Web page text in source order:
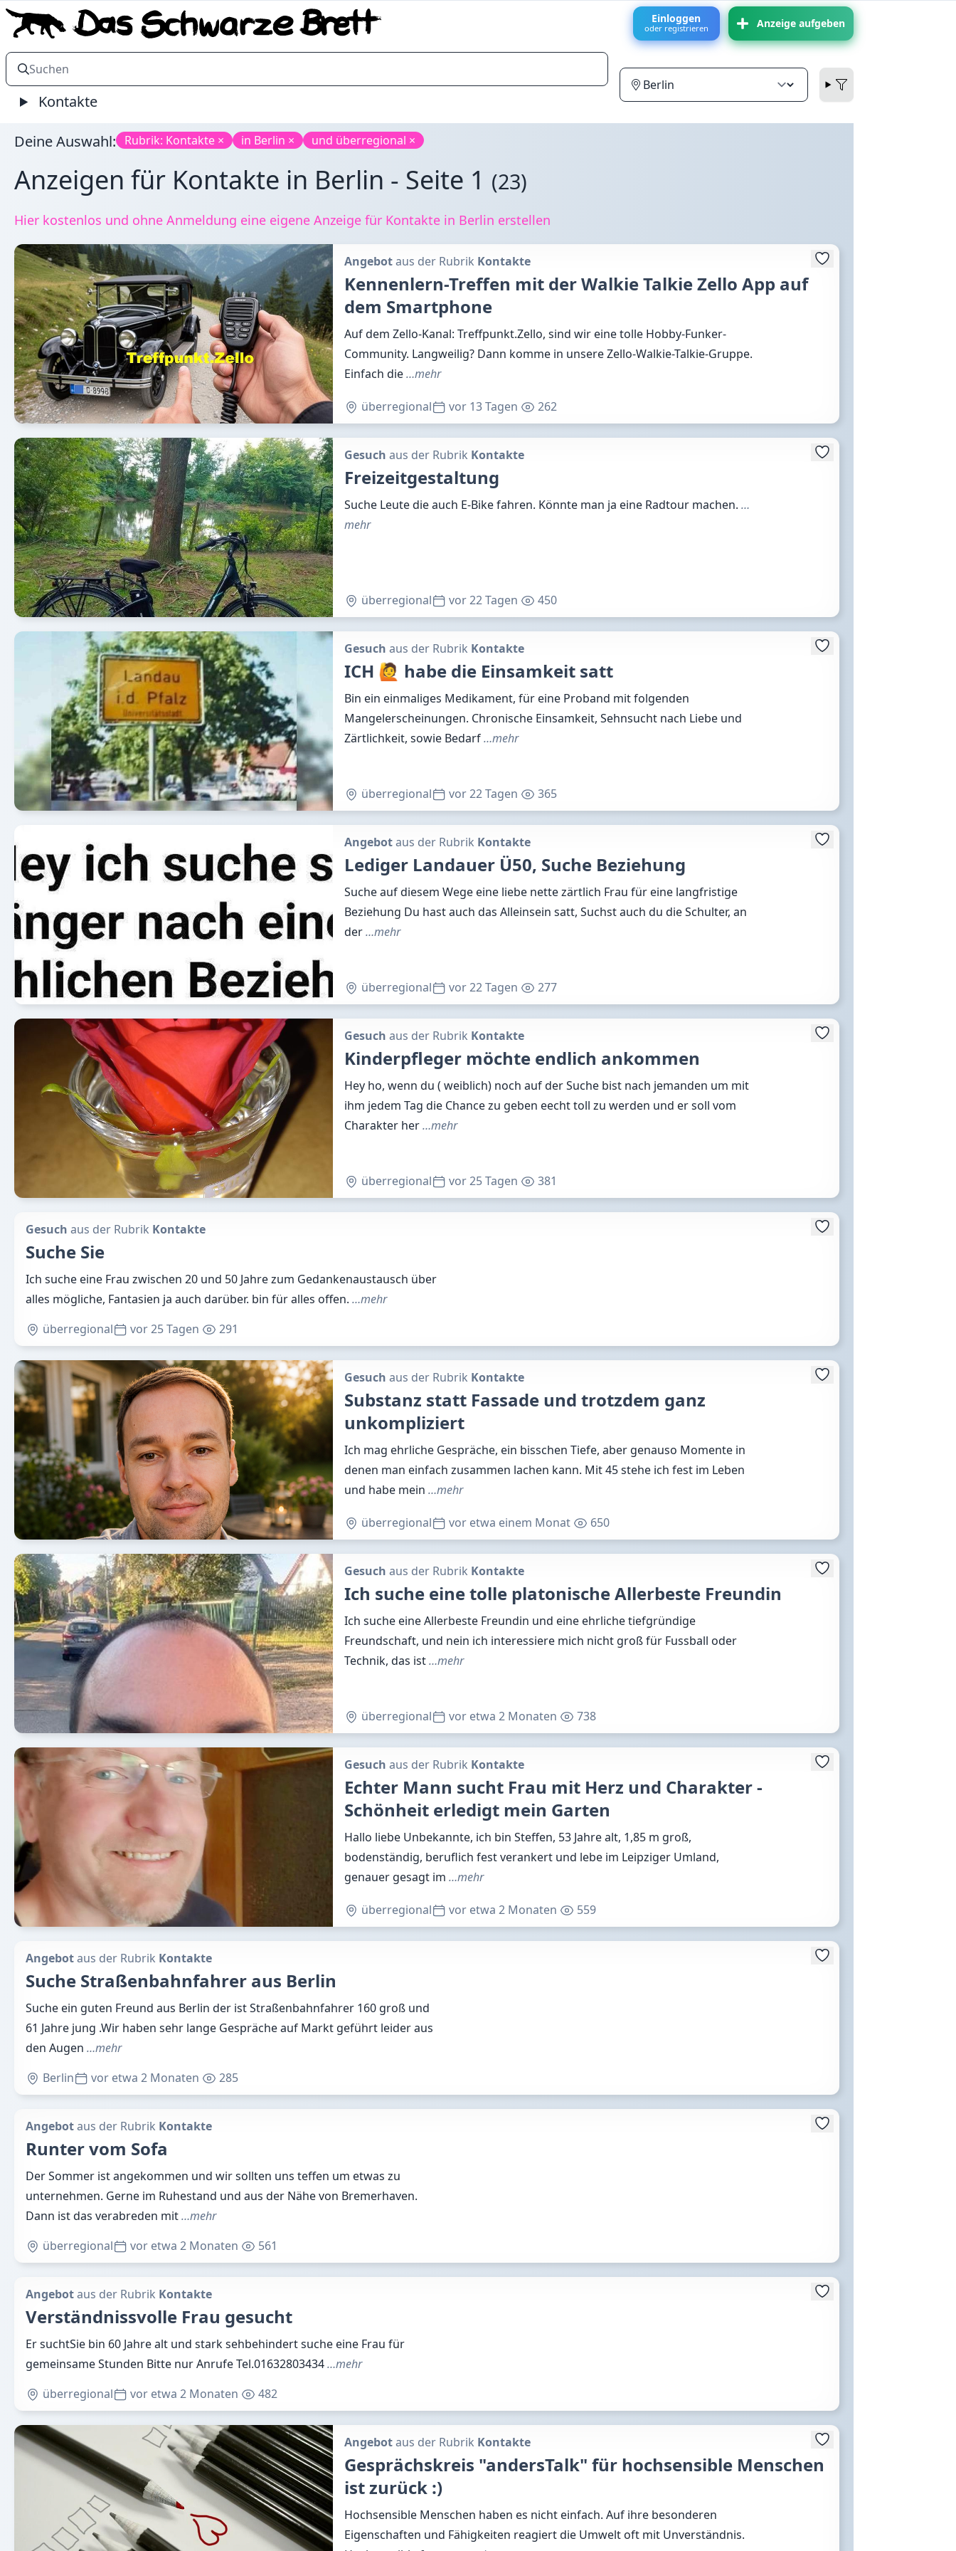
Einloggen
oder registrieren Anzeige aufgeben
Kontakte
Deine Auswahl: Rubrik: Kontakte × in Berlin × und überregional ×
Anzeigen für Kontakte in Berlin - Seite 1 (23)
Hier kostenlos und ohne Anmeldung eine eigene Anzeige für Kontakte in Berlin erstellen
Angebotaus der Rubrik Kontakte
Kennenlern-Treffen mit der Walkie Talkie Zello App auf
dem Smartphone
Auf dem Zello-Kanal: Treffpunkt.Zello, sind wir eine tolle Hobby-Funker-
Community. Langweilig? Dann komme in unsere Zello-Walkie-Talkie-Gruppe.
Einfach die…mehr
überregional vor 13 Tagen 262
Gesuch aus der Rubrik Kontakte
Freizeitgestaltung
Suche Leute die auch E-Bike fahren. Könnte man ja eine Radtour machen. …
mehr
überregional vor 22 Tagen 450
Gesuch aus der Rubrik Kontakte
ICH 🙋 habe die Einsamkeit satt
Bin ein einmaliges Medikament, für eine Proband mit folgenden
Mangelerscheinungen. Chronische Einsamkeit, Sehnsucht nach Liebe und
Zärtlichkeit, sowie Bedarf…mehr
überregional vor 22 Tagen 365
Angebotaus der Rubrik Kontakte
Lediger Landauer Ü50, Suche Beziehung
Suche auf diesem Wege eine liebe nette zärtlich Frau für eine langfristige
Beziehung Du hast auch das Alleinsein satt, Suchst auch du die Schulter, an
der…mehr
überregional vor 22 Tagen 277
Gesuch aus der Rubrik Kontakte
Kinderpfleger möchte endlich ankommen
Hey ho, wenn du ( weiblich) noch auf der Suche bist nach jemanden um mit
ihm jedem Tag die Chance zu geben eecht toll zu werden und er soll vom
Charakter her…mehr
überregional vor 25 Tagen 381
Gesuch aus der Rubrik Kontakte
Suche Sie
Ich suche eine Frau zwischen 20 und 50 Jahre zum Gedankenaustausch über
alles mögliche, Fantasien ja auch darüber. bin für alles offen. …mehr
überregional
vor 25 Tagen 291
Gesuch aus der Rubrik Kontakte
Substanz statt Fassade und trotzdem ganz
unkompliziert
Ich mag ehrliche Gespräche, ein bisschen Tiefe, aber genauso Momente in
denen man einfach zusammen lachen kann. Mit 45 stehe ich fest im Leben
und habe mein …mehr
überregional vor etwa einem Monat 650
Gesuch aus der Rubrik Kontakte
Ich suche eine tolle platonische Allerbeste Freundin
Ich suche eine Allerbeste Freundin und eine ehrliche tiefgründige
Freundschaft, und nein ich interessiere mich nicht groß für Fussball oder
Technik, das ist…mehr
überregional vor etwa 2 Monaten 738
Gesuch aus der Rubrik Kontakte
Echter Mann sucht Frau mit Herz und Charakter -
Schönheit erledigt mein Garten
Hallo liebe Unbekannte, ich bin Steffen, 53 Jahre alt, 1,85 m groß,
bodenständig, beruflich fest verankert und lebe im Leipziger Umland,
genauer gesagt im …mehr
überregional vor etwa 2 Monaten 559
Angebotaus der Rubrik Kontakte
Suche Straßenbahnfahrer aus Berlin
Suche ein guten Freund aus Berlin der ist Straßenbahnfahrer 160 groß und
61 Jahre jung .Wir haben sehr lange Gespräche auf Markt geführt leider aus
den Augen …mehr
Berlin
vor etwa 2 Monaten 285
Angebotaus der Rubrik Kontakte
Runter vom Sofa
Der Sommer ist angekommen und wir sollten uns teffen um etwas zu
unternehmen. Gerne im Ruhestand und aus der Nähe von Bremerhaven.
Dann ist das verabreden mit…mehr
überregional
vor etwa 2 Monaten 561
Angebotaus der Rubrik Kontakte
Verständnissvolle Frau gesucht
Er suchtSie bin 60 Jahre alt und stark sehbehindert suche eine Frau für
gemeinsame Stunden Bitte nur Anrufe Tel.01632803434…mehr
überregional
vor etwa 2 Monaten 482
Angebotaus der Rubrik Kontakte
Gesprächskreis "andersTalk" für hochsensible Menschen
ist zurück :)
Hochsensible Menschen haben es nicht einfach. Auf ihre besonderen
Eigenschaften und Fähigkeiten reagiert die Umwelt oft mit Unverständnis.